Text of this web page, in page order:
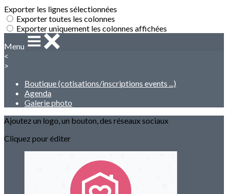
Exporter les lignes sélectionnées
Exporter toutes les colonnes
Exporter uniquement les colonnes affichées
Menu
<
>
Boutique (cotisations/inscriptions events ...)
Agenda
Galerie photo
Ajoutez un logo, un bouton, des réseaux sociaux
Cliquez pour éditer